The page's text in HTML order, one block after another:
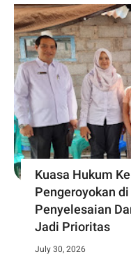
Kuasa Hukum
Pengeroyokan
Penyelesaian
Jadi Prioritas
July 30, 2026